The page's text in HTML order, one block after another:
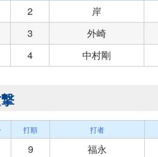
2
岸
3
外崎
4 中村剛
打順 打者
9
福永